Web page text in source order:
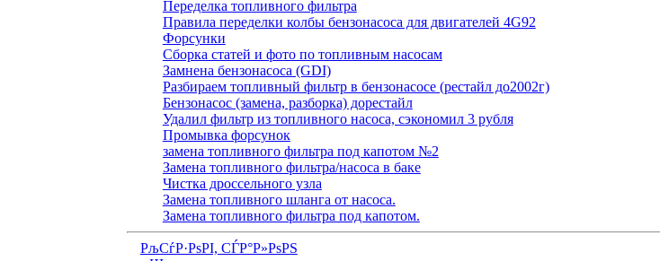
Переделка топливного фильтра
Правила переделки колбы бензонасоса для двигателей 4G92
Форсунки
Сборка статей и фото по топливным насосам
Замнена бензонасоса (GDI)
Разбираем топливный фильтр в бензонасосе (рестайл до2002г)
Бензонасос (замена, разборка) дорестайл
Удалил фильтр из топливного насоса, сэкономил 3 рубля
Промывка форсунок
замена топливного фильтра под капотом №2
Замена топливного фильтра/насоса в баке
Чистка дроссельного узла
Замена топливного шланга от насоса.
Замена топливного фильтра под капотом.
РљСѓР·РѕРІ, СЃР°Р»РѕРЅ